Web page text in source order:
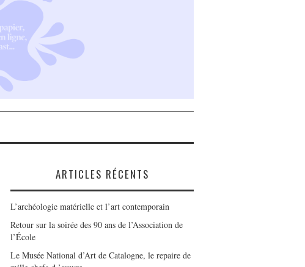
ARTICLES RÉCENTS
L’archéologie matérielle et l’art contemporain
Retour sur la soirée des 90 ans de l’Association de
l’École
Le Musée National d’Art de Catalogne, le repaire de